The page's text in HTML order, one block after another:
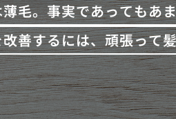
毛。事実であってもあ
善するには、頑張って